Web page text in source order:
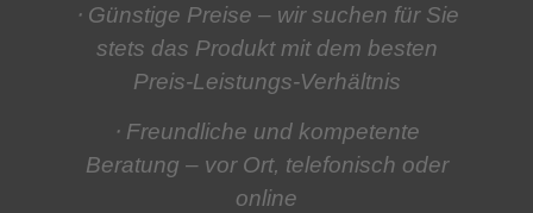
⋅ Günstige Preise – wir suchen für Sie
stets das Produkt mit dem besten
Preis-Leistungs-Verhältnis
⋅ Freundliche und kompetente
Beratung – vor Ort, telefonisch oder
online